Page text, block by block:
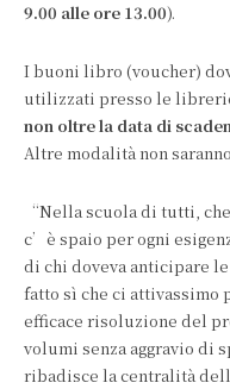
9.00 alle ore 13.00).
I buoni libro (voucher)
utilizzati presso le
non oltre la data di
Altre modalità non
“Nella scuola di tutti,
c’è spaio per ogni
di chi doveva anticipare
fatto sì che ci attivassimo
efficace risoluzione del
volumi senza aggravio di
ribadisce la centralità